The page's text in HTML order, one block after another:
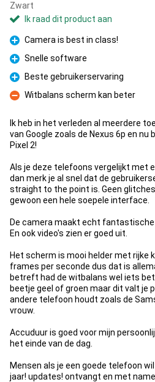
Zwart
Ik raad dit product aan
Pluspunt
Camera is best in class!
Pluspunt
Snelle software
Pluspunt
Beste gebruikerservaring
Minpunt
Witbalans scherm kan beter
Ik heb in het verleden al meerdere
van Google zoals de Nexus 6p en
Pixel 2!
Als je deze telefoons vergelijkt met
dan merk je al snel dat de
straight to the point is. Geen
gewoon een hele soepele interface.
De camera maakt echt
En ook video's zien er goed uit.
Het scherm is mooi helder met rijke
frames per seconde dus dat is
betreft had de witbalans wel iets
beetje geel of groen maar dit valt je
andere telefoon houdt zoals de
vrouw.
Accuduur is goed voor mijn
het einde van de dag.
Mensen als je een goede telefoon
jaar! updates! ontvangt en met